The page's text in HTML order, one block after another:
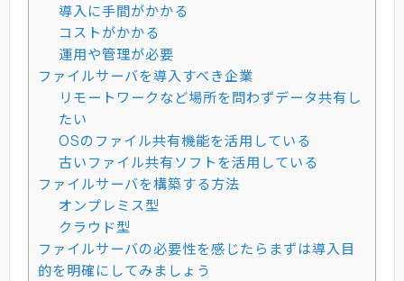
導入に手間がかかる
コストがかかる
運用や管理が必要
ファイルサーバを導入すべき企業
リモートワークなど場所を問わずデータ共有し
たい
OSのファイル共有機能を活用している
古いファイル共有ソフトを活用している
ファイルサーバを構築する方法
オンプレミス型
クラウド型
ファイルサーバの必要性を感じたらまずは導入目
的を明確にしてみましょう